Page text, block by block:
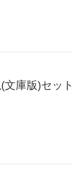
文庫版)セット